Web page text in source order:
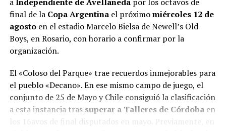
misma senda, el elenco dirigido por Alexander Medina
irá por otra victoria con casi nula rotación a sabiendas
de que el fin de semana visita a Deportivo Riestra en la
previa del duelo de octavos de la Copa Libertadores ante
Universidad Católica.
La última vez que ambos equipos se enfrentaron fue un
2-1 a favor del Pincha por el Torneo Apertura. El cotejo
jugado en La Plata contó con goles de Santiago Núñez,
Leandro González Pírez y el descuento de Exequiel
final de la Copa Argentinael próximomiércoles 12 de
agostoen el estadio Marcelo Bielsa de Newell’s Old
Boys, en Rosario, con horario a confirmar por la
organización.
El «Coloso del Parque» trae recuerdos inmejorables para
el pueblo «Decano». En ese mismo campo de juego, el
conjunto de 25 de Mayo y Chile consiguió la clasificación
a esta instancia tras superar a Talleres de Córdobaen
los 16avos de final disputados en mayo. Previamente, en